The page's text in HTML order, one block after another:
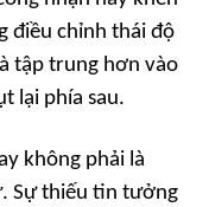
điều chỉnh thái độ
tập trung hơn vào
lại phía sau.
không phải là
Sự thiếu tin tưởng